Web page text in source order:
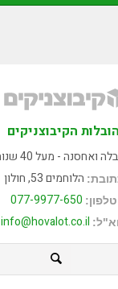
הובלות הקיבוצניקים
- מעל 40 שנות ניסיון
הלוחמים 53, חולון
טלפון: 077-9977-650
info@hovalot.co.il